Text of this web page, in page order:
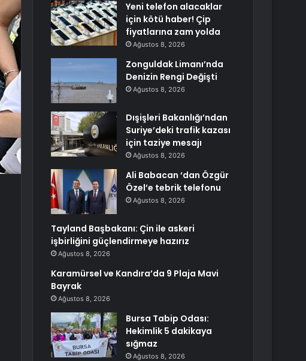
Yeni telefon alacaklar
için kötü haber! Çip
fiyatlarına zam yolda
Ağustos 8, 2026
Zonguldak Limanı’nda
Denizin Rengi Değişti
Ağustos 8, 2026
Dışişleri Bakanlığı’ndan
Suriye’deki trafik kazası
için taziye mesajı
Ağustos 8, 2026
Ali Babacan ‘dan Özgür
Özel’e tebrik telefonu
Ağustos 8, 2026
Tayland Başbakanı: Çin ile askeri
işbirliğini güçlendirmeye hazırız
Ağustos 8, 2026
Karamürsel ve Kandıra’da 9 Plaja Mavi
Bayrak
Ağustos 8, 2026
Bursa Tabip Odası:
Hekimlik 5 dakikaya
sığmaz
Ağustos 8, 2026